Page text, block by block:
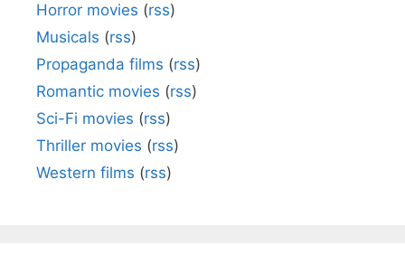
Horror movies (rss)
Musicals (rss)
Propaganda films (rss)
Romantic movies (rss)
Sci-Fi movies (rss)
Thriller movies (rss)
Western films (rss)